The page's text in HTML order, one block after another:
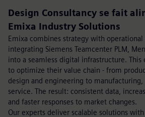
Design Consultancy se fait
Emixa Industry Solutions
Emixa combines strategy with operational
integrating Siemens Teamcenter PLM,
into a seamless digital infrastructure. This
to optimize their value chain - from
design and engineering to manufacturing,
service. The result: consistent data,
and faster responses to market changes.
Our experts deliver scalable solutions